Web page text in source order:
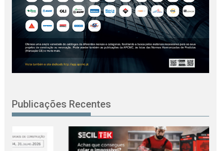
Publicações Recentes